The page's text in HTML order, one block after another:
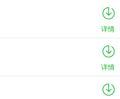
详情
详情